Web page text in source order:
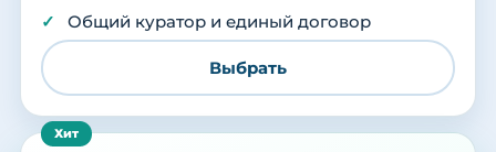
Общий куратор и единый договор
Выбрать